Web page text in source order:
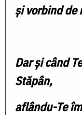
şi vorbind de
Dar şi când
Stăpân,
aflându-Te